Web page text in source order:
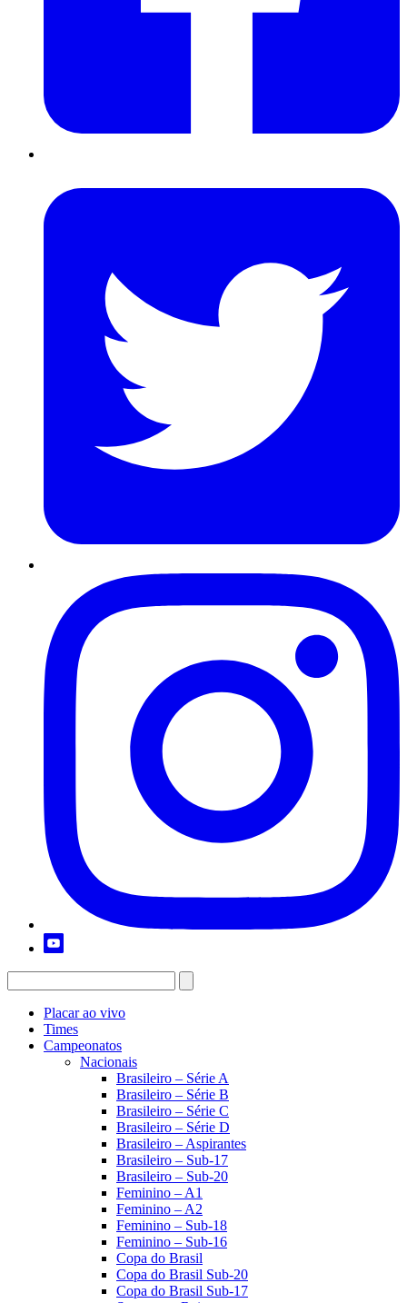
Placar ao vivo
Times
Campeonatos
Nacionais
Brasileiro – Série A
Brasileiro – Série B
Brasileiro – Série C
Brasileiro – Série D
Brasileiro – Aspirantes
Brasileiro – Sub-17
Brasileiro – Sub-20
Feminino – A1
Feminino – A2
Feminino – Sub-18
Feminino – Sub-16
Copa do Brasil
Copa do Brasil Sub-20
Copa do Brasil Sub-17